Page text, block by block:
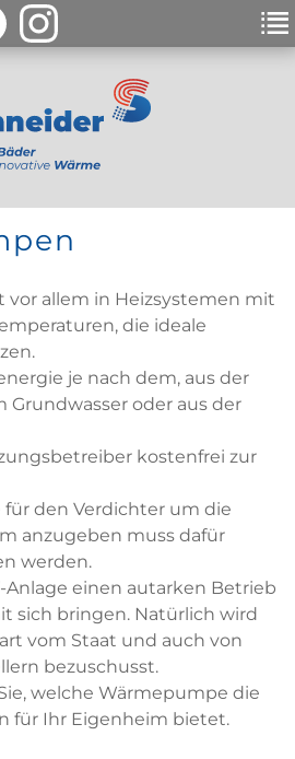
vor allem in Heizsystemen mit
die ideale
je nach dem, aus der
oder aus der
kostenfrei zur
den Verdichter um die
anzugeben muss dafür
werden.
Anlage einen autarken Betrieb
sich bringen. Natürlich wird
vom Staat und auch von
bezuschusst.
welche Wärmepumpe die
für Ihr Eigenheim bietet.